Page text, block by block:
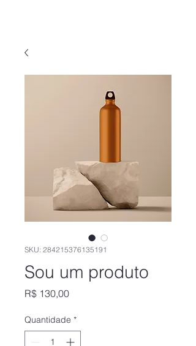
SKU: 284215376135191
Sou um produto
R$ 130,00Preço
Quantidade *